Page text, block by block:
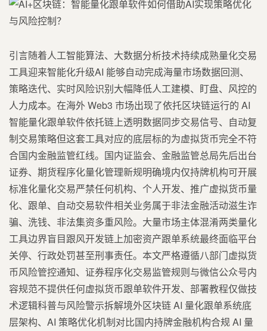
引言随着人工智能算法、大数据分析技术持续成熟量化交易
工具迎来智能化升级AI 能够自动完成海量市场数据回测、
策略迭代、实时风险识别大幅降低人工建模、盯盘、风控的
人力成本。在海外 Web3 市场出现了依托区块链运行的 AI
智能量化跟单软件依托链上透明数据同步交易信号、自动复
制交易策略但这套工具对应的底层标的为虚拟货币完全不符
合国内金融监管红线。国内证监会、金融监管总局先后出台
证券、期货程序化量化管理新规明确境内仅持牌机构可开展
标准化量化交易严禁任何机构、个人开发、推广虚拟货币量
化、跟单、自动交易软件相关业务属于非法金融活动滋生诈
骗、洗钱、非法集资多重风险。大量市场主体混淆两类量化
工具边界盲目跟风开发链上加密资产跟单系统最终面临平台
关停、行政处罚甚至刑事责任。本文严格遵循八部门虚拟货
币风险管控通知、证券程序化交易监管规则与微信公众号内
容规范不提供任何虚拟货币跟单软件开发、部署教程仅做技
术逻辑科普与风险警示拆解境外区块链 AI 量化跟单系统底
层架构、AI 策略优化机制对比国内持牌金融机构合规 AI 量